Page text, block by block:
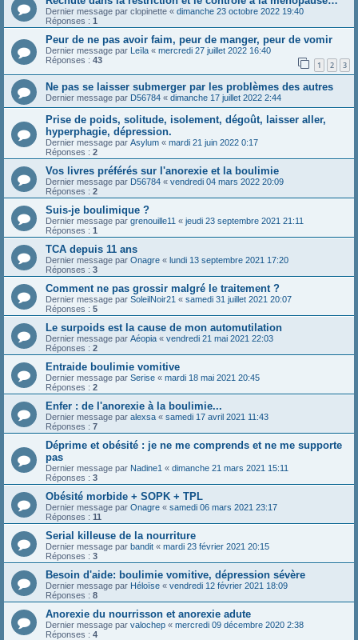
Dernier message par clopinette « dimanche 23 octobre 2022 19:40
Réponses : 1
Peur de ne pas avoir faim, peur de manger, peur de vomir
Dernier message par Leïla « mercredi 27 juillet 2022 16:40
Réponses : 43 1 2 3
Ne pas se laisser submerger par les problèmes des autres
Dernier message par D56784 « dimanche 17 juillet 2022 2:44
Prise de poids, solitude, isolement, dégoût, laisser aller,
hyperphagie, dépression.
Dernier message par Asylum « mardi 21 juin 2022 0:17
Réponses : 2
Vos livres préférés sur l'anorexie et la boulimie
Dernier message par D56784 « vendredi 04 mars 2022 20:09
Réponses : 2
Suis-je boulimique ?
Dernier message par grenouille11 « jeudi 23 septembre 2021 21:11
Réponses : 1
TCA depuis 11 ans
Dernier message par Onagre « lundi 13 septembre 2021 17:20
Réponses : 3
Comment ne pas grossir malgré le traitement ?
Dernier message par SoleilNoir21 « samedi 31 juillet 2021 20:07
Réponses : 5
Le surpoids est la cause de mon automutilation
Dernier message par Aéopia « vendredi 21 mai 2021 22:03
Réponses : 2
Entraide boulimie vomitive
Dernier message par Serise « mardi 18 mai 2021 20:45
Réponses : 2
Enfer : de l'anorexie à la boulimie...
Dernier message par alexsa « samedi 17 avril 2021 11:43
Réponses : 7
Déprime et obésité : je ne me comprends et ne me supporte
pas
Dernier message par Nadine1 « dimanche 21 mars 2021 15:11
Réponses : 3
Obésité morbide + SOPK + TPL
Dernier message par Onagre « samedi 06 mars 2021 23:17
Réponses : 11
Serial killeuse de la nourriture
Dernier message par bandit « mardi 23 février 2021 20:15
Réponses : 3
Besoin d'aide: boulimie vomitive, dépression sévère
Dernier message par Héloïse « vendredi 12 février 2021 18:09
Réponses : 8
Anorexie du nourrisson et anorexie adute
Dernier message par valochep « mercredi 09 décembre 2020 2:38
Réponses : 4